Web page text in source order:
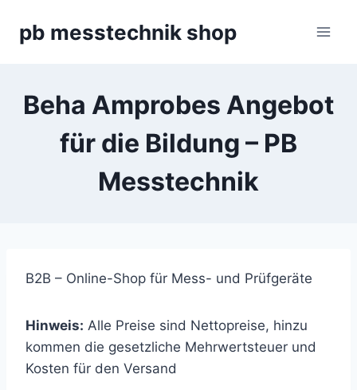
Inhaltpb messtechnik shop
Beha Amprobes Angebot
für die Bildung – PB
Messtechnik
B2B – Online-Shop für Mess- und Prüfgeräte
Hinweis: Alle Preise sind Nettopreise, hinzu
kommen die gesetzliche Mehrwertsteuer und
Kosten für den Versand